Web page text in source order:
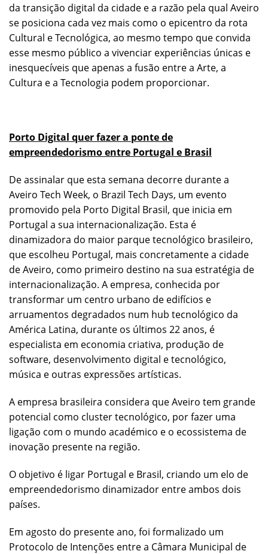
da transição digital da cidade e a razão pela qual Aveiro
se posiciona cada vez mais como o epicentro da rota
Cultural e Tecnológica, ao mesmo tempo que convida
esse mesmo público a vivenciar experiências únicas e
inesquecíveis que apenas a fusão entre a Arte, a
Cultura e a Tecnologia podem proporcionar.
Porto Digital quer fazer a ponte de
empreendedorismo entre Portugal e Brasil
De assinalar que esta semana decorre durante a
Aveiro Tech Week, o Brazil Tech Days, um evento
promovido pela Porto Digital Brasil, que inicia em
Portugal a sua internacionalização. Esta é
dinamizadora do maior parque tecnológico brasileiro,
que escolheu Portugal, mais concretamente a cidade
de Aveiro, como primeiro destino na sua estratégia de
internacionalização. A empresa, conhecida por
transformar um centro urbano de edifícios e
arruamentos degradados num hub tecnológico da
América Latina, durante os últimos 22 anos, é
especialista em economia criativa, produção de
software, desenvolvimento digital e tecnológico,
música e outras expressões artísticas.
A empresa brasileira considera que Aveiro tem grande
potencial como cluster tecnológico, por fazer uma
ligação com o mundo académico e o ecossistema de
inovação presente na região.
O objetivo é ligar Portugal e Brasil, criando um elo de
empreendedorismo dinamizador entre ambos dois
países.
Em agosto do presente ano, foi formalizado um
Protocolo de Intenções entre a Câmara Municipal de